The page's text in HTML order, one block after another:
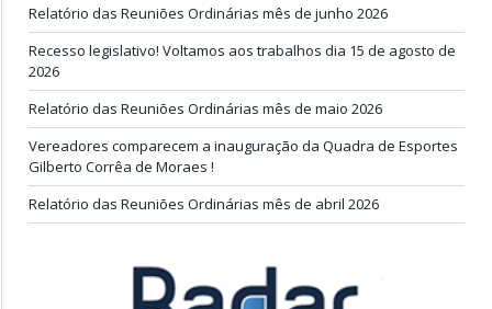
Relatório das Reuniões Ordinárias mês de junho 2026
Recesso legislativo! Voltamos aos trabalhos dia 15 de agosto de
2026
Relatório das Reuniões Ordinárias mês de maio 2026
Vereadores comparecem a inauguração da Quadra de Esportes
Gilberto Corrêa de Moraes !
Relatório das Reuniões Ordinárias mês de abril 2026